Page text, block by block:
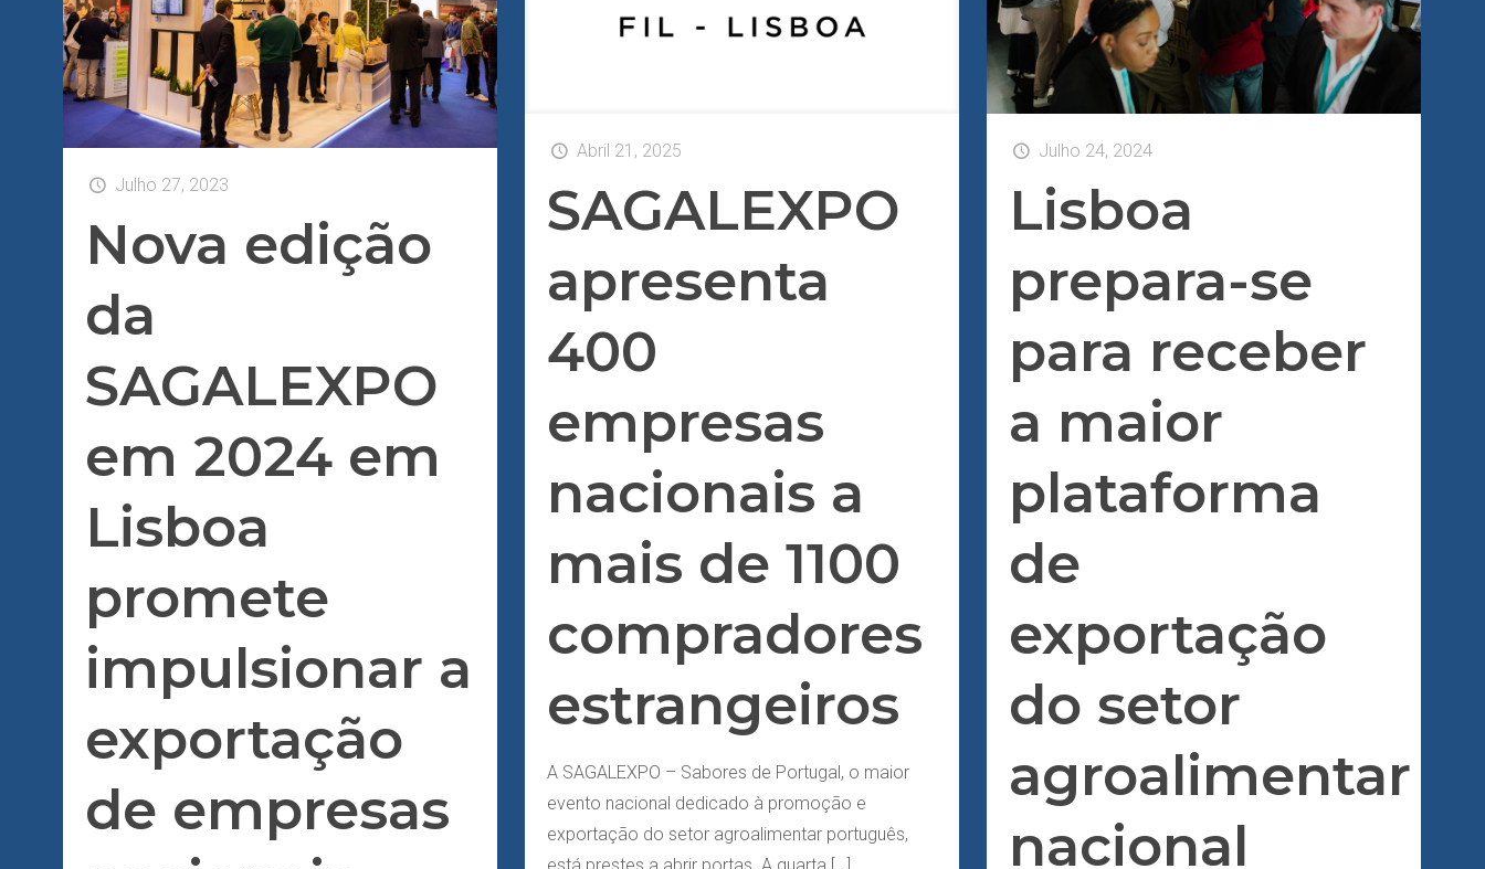
Abril 21, 2025
SAGALEXPO
apresenta
400
empresas
nacionais a
mais de 1100
compradores
estrangeiros
A SAGALEXPO – Sabores de Portugal, o maior
evento nacional dedicado à promoção e
exportação do setor agroalimentar português,
está prestes a abrir portas. A quarta […]
Julho 24, 2024
Lisboa
prepara-se
para receber
a maior
plataforma
de
exportação
do setor
agroalimentar
nacional
Julho 27, 2023
Nova edição
da
SAGALEXPO
em 2024 em
Lisboa
promete
impulsionar a
exportação
de empresas